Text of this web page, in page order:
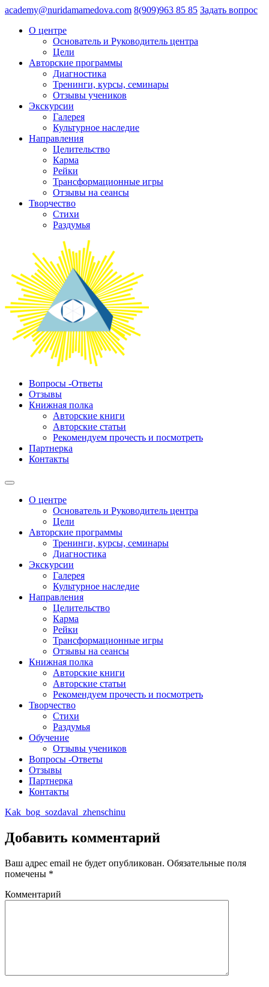
academy@nuridamamedova.com 8(909)963 85 85 Задать вопрос
О центре
Основатель и Руководитель центра
Цели
Авторские программы
Диагностика
Тренинги, курсы, семинары
Отзывы учеников
Экскурсии
Галерея
Культурное наследие
Направления
Целительство
Карма
Рейки
Трансформационные игры
Отзывы на сеансы
Творчество
Стихи
Раздумья
Вопросы -Ответы
Отзывы
Книжная полка
Авторские книги
Авторские статьи
Рекомендуем прочесть и посмотреть
Партнерка
Контакты
О центре
Основатель и Руководитель центра
Цели
Авторские программы
Тренинги, курсы, семинары
Диагностика
Экскурсии
Галерея
Культурное наследие
Направления
Целительство
Карма
Рейки
Трансформационные игры
Отзывы на сеансы
Книжная полка
Авторские книги
Авторские статьи
Рекомендуем прочесть и посмотреть
Творчество
Стихи
Раздумья
Обучение
Отзывы учеников
Вопросы -Ответы
Отзывы
Партнерка
Контакты
Kak_bog_sozdaval_zhenschinu
Добавить комментарий
Ваш адрес email не будет опубликован. Обязательные поля
помечены *
Комментарий